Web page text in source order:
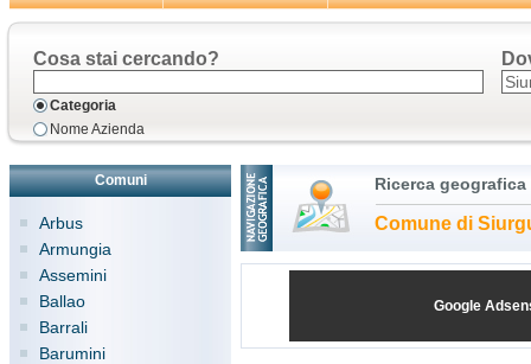
Cosa stai cercando?
Categoria
Nome Azienda
Comuni
Arbus
Armungia
Assemini
Ballao
Barrali
Barumini
Ricerca
Comune di
Google